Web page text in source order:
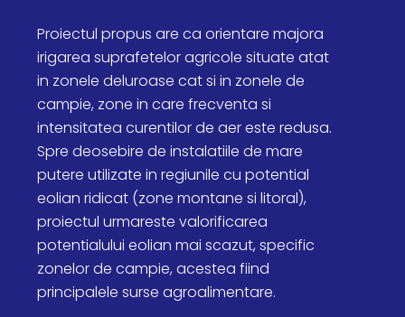
Proiectul propus are ca orientare majora
irigarea suprafetelor agricole situate atat
in zonele deluroase cat si in zonele de
campie, zone in care frecventa si
intensitatea curentilor de aer este redusa.
Spre deosebire de instalatiile de mare
putere utilizate in regiunile cu potential
eolian ridicat (zone montane si litoral),
proiectul urmareste valorificarea
potentialului eolian mai scazut, specific
zonelor de campie, acestea fiind
principalele surse agroalimentare.